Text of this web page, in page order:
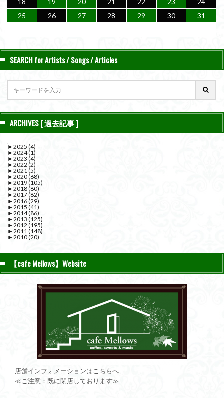
25
26 27 28 29 30 31
SEARCH for Artists / Songs / Articles
ARCHIVES [ 過去記事 ]
►2025 (4)
►2024(1)
►2023 (4)
►2022 (2)
►2021 (5)
►2020(68)
►2019(105)
►2018(80)
►2017(82)
►2016(29)
►2015 (41)
►2014(86)
►2013 (125)
►2012 (195)
►2011 (148)
►2010(20)
【cafe Mellows】Website
店舗インフォメーションはこちらへ
≪ご注意：既に閉店しております≫